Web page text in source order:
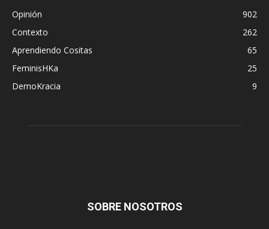
Opinión
902
Contexto
262
Aprendiendo Cositas
65
FeminisHKa
25
DemoKracia
9
SOBRE NOSOTROS